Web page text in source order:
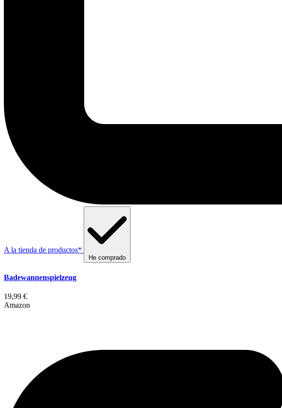
A la tienda de productos*
He comprado
Badewannenspielzeug
19,99 €
Amazon